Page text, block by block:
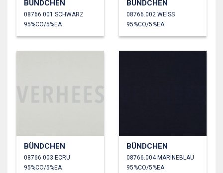
BÜNDCHEN
08766.001 SCHWARZ
95%CO/5%EA
BÜNDCHEN
08766.002 WEISS
95%CO/5%EA
BÜNDCHEN
08766.003 ECRU
95%CO/5%EA
BÜNDCHEN
08766.004 MARINEBLAU
95%CO/5%EA